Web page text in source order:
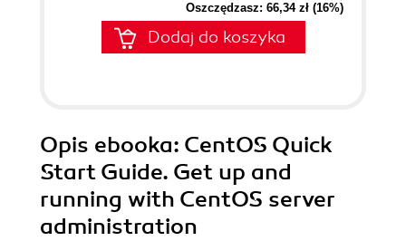
Oszczędzasz: 66,34 zł (16%)
Dodaj do koszyka
Opis ebooka: CentOS Quick
Start Guide. Get up and
running with CentOS server
administration